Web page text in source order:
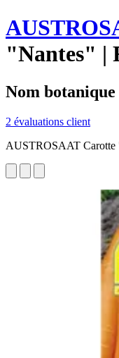
"Nantes" |
Nom
2 évaluations client
AUSTROSAAT Carotte